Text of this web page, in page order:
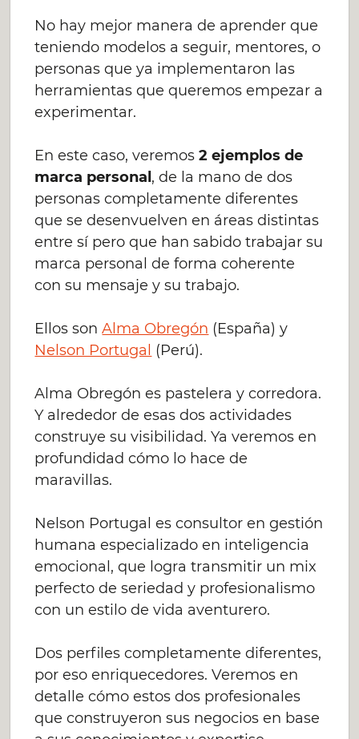
No hay mejor manera de aprender que
teniendo modelos a seguir, mentores, o
personas que ya implementaron las
herramientas que queremos empezar a
experimentar.
En este caso, veremos2 ejemplos de
marca personal , de la mano de dos
personas completamente diferentes
que se desenvuelven en áreas distintas
entre sí pero que han sabido trabajar su
marca personal de forma coherente
con su mensaje y su trabajo.
Ellos sonAlma Obregón (España) y
Nelson Portugal (Perú).
Alma Obregón es pastelera y corredora.
Y alrededor de esas dos actividades
construye su visibilidad. Ya veremos en
profundidad cómo lo hace de
maravillas.
Nelson Portugal es consultor en gestión
humana especializado en inteligencia
emocional, que logra transmitir un mix
perfecto de seriedad y profesionalismo
con un estilo de vida aventurero.
Dos perfiles completamente diferentes,
por eso enriquecedores. Veremos en
detalle cómo estos dos profesionales
que construyeron sus negocios en base